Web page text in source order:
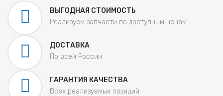
ВЫГОДНАЯ СТОИМОСТЬ
Реализуем запчасти по доступным ценам
ДОСТАВКА
По всей России
ГАРАНТИЯ КАЧЕСТВА
Всех реализуемых позиций